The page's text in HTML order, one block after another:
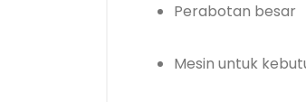
Perabotan besar
Mesin untuk